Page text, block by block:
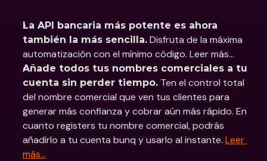
La API bancaria más potente es ahora
también la más sencilla. Disfruta de la máxima
automatización con el mínimo código. Leer más…
Añade todos tus nombres comerciales a tu
cuenta sin perder tiempo. Ten el control total
del nombre comercial que ven tus clientes para
generar más confianza y cobrar aún más rápido. En
cuanto registers tu nombre comercial, podrás
añadirlo a tu cuenta bunq y usarlo al instante. Leer
más…